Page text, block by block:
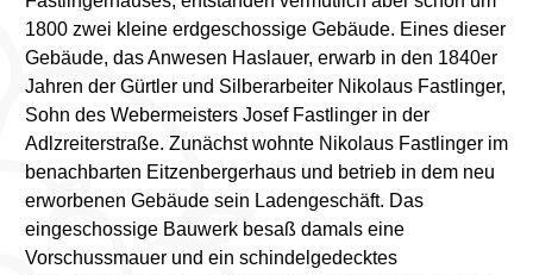
1800 zwei kleine erdgeschossige Gebäude. Eines dieser
Gebäude, das Anwesen Haslauer, erwarb in den 1840er
Jahren der Gürtler und Silberarbeiter Nikolaus Fastlinger,
Sohn des Webermeisters Josef Fastlinger in der
Adlzreiterstraße. Zunächst wohnte Nikolaus Fastlinger im
benachbarten Eitzenbergerhaus und betrieb in dem neu
erworbenen Gebäude sein Ladengeschäft. Das
eingeschossige Bauwerk besaß damals eine
Vorschussmauer und ein schindelgedecktes